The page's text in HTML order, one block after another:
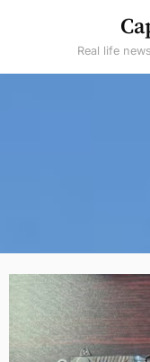
Real life